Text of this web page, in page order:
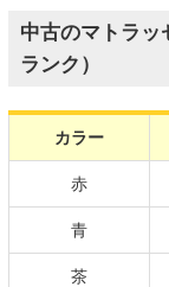
中古のマトラッ
ランク）
カラー
赤
青
茶